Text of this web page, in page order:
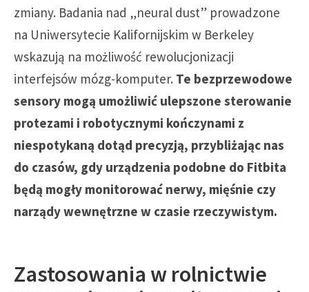
zmiany. Badania nad „neural dust” prowadzone
na Uniwersytecie Kalifornijskim w Berkeley
wskazują na możliwość rewolucjonizacji
interfejsów mózg-komputer. Te bezprzewodowe
sensory mogą umożliwić ulepszone sterowanie
protezami i robotycznymi kończynami z
niespotykaną dotąd precyzją, przybliżając nas
do czasów, gdy urządzenia podobne do Fitbita
będą mogły monitorować nerwy, mięśnie czy
narządy wewnętrzne w czasie rzeczywistym.
Zastosowania w rolnictwie